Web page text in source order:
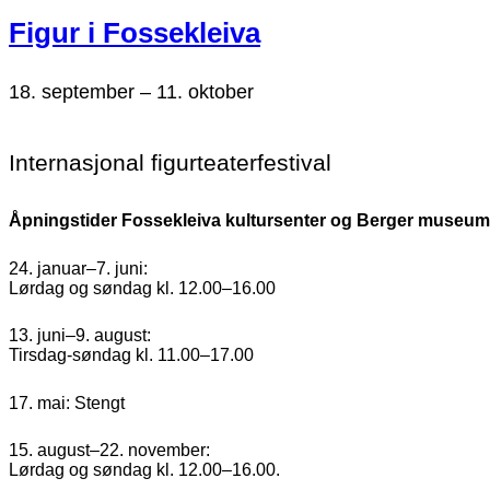
Figur i Fossekleiva
18. september – 11. oktober
Internasjonal figurteaterfestival
Åpningstider Fossekleiva kultursenter og Berger
24. januar–7. juni:
Lørdag og søndag kl. 12.00–16.00
13. juni–9. august:
Tirsdag-søndag kl. 11.00–17.00
17. mai: Stengt
15. august–22. november:
Lørdag og søndag kl. 12.00–16.00.